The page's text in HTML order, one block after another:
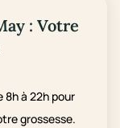
: Votre
8h à 22h pour
grossesse.